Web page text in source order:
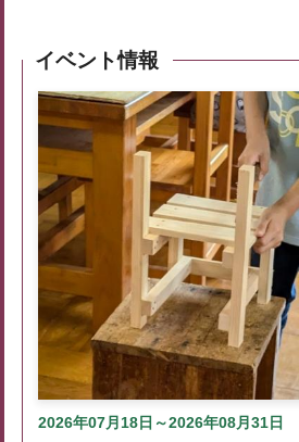
イベント情報
2026年07月18日～2026年08月31日